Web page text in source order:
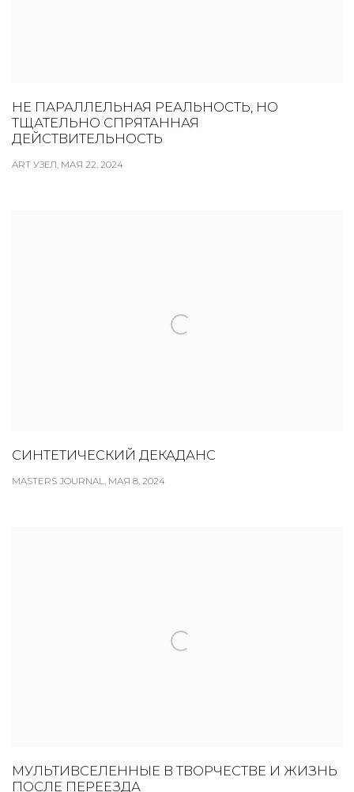
НЕ ПАРАЛЛЕЛЬНАЯ РЕАЛЬНОСТЬ, НО
ТЩАТЕЛЬНО СПРЯТАННАЯ
ДЕЙСТВИТЕЛЬНОСТЬ
ART УЗЕЛ, МАЯ 22, 2024
СИНТЕТИЧЕСКИЙ ДЕКАДАНС
MASTERS JOURNAL, МАЯ 8, 2024
МУЛЬТИВСЕЛЕННЫЕ В ТВОРЧЕСТВЕ И ЖИЗНЬ
ПОСЛЕ ПЕРЕЕЗДА